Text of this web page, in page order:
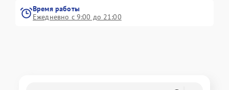
Время работы
Ежедневно с 9:00 до 21:00